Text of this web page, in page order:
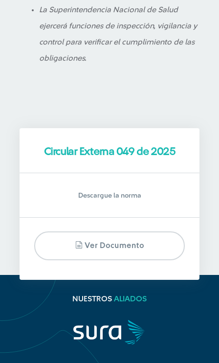
La Superintendencia Nacional de Salud
ejercerá funciones de inspección, vigilancia y
control para verificar el cumplimiento de las
obligaciones.
Circular Externa 049 de 2025
Descargue la norma
Ver Documento
NUESTROS ALIADOS